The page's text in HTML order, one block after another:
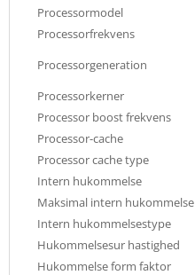
Processormodel
Processorfrekvens
Processorgeneration
Processorkerner
Processor boost frekvens
Processor-cache
Processor cache type
Intern hukommelse
Maksimal intern hukommelse
Intern hukommelsestype
Hukommelsesur hastighed
Hukommelse form faktor